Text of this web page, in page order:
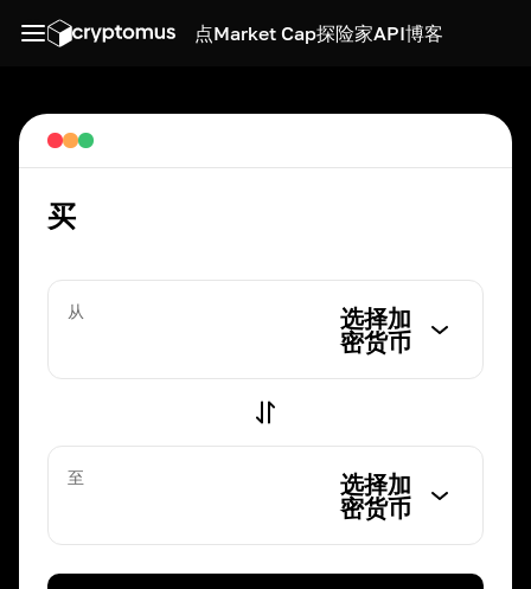
点Market Cap探险家API博客
买
从
选择加
密货币
至
选择加
密货币